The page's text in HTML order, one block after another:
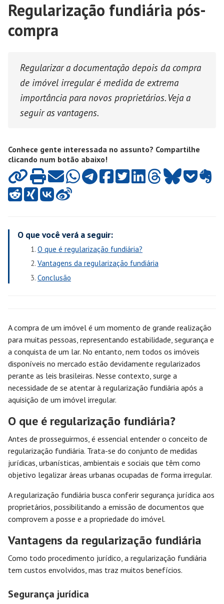
Regularização fundiária pós-
compra
Regularizar a documentação depois da compra
de imóvel irregular é medida de extrema
importância para novos proprietários. Veja a
seguir as vantagens.
Conhece gente interessada no assunto? Compartilhe
clicando num botão abaixo!
O que você verá a seguir:
O que é regularização fundiária?
Vantagens da regularização fundiária
Conclusão
A compra de um imóvel é um momento de grande realização
para muitas pessoas, representando estabilidade, segurança e
a conquista de um lar. No entanto, nem todos os imóveis
disponíveis no mercado estão devidamente regularizados
perante as leis brasileiras. Nesse contexto, surge a
necessidade de se atentar à regularização fundiária após a
aquisição de um imóvel irregular.
O que é regularização fundiária?
Antes de prosseguirmos, é essencial entender o conceito de
regularização fundiária. Trata-se do conjunto de medidas
jurídicas, urbanísticas, ambientais e sociais que têm como
objetivo legalizar áreas urbanas ocupadas de forma irregular.
A regularização fundiária busca conferir segurança jurídica aos
proprietários, possibilitando a emissão de documentos que
comprovem a posse e a propriedade do imóvel.
Vantagens da regularização fundiária
Como todo procedimento jurídico, a regularização fundiária
tem custos envolvidos, mas traz muitos benefícios.
Segurança jurídica